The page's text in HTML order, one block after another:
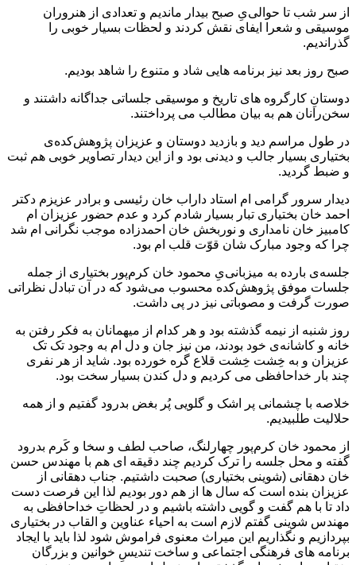
از سر شب تا حوالی‌یِ صبح بیدار ماندیم و تعدادی از هنروران
موسیقی و شعرا ایفای نقش کردند و لحظات بسیار خوبی را
گذراندیم.
صبح روز بعد نیز برنامه هایی شاد و متنوع‌ را شاهد بودیم.
دوستانِ کارگروه های تاریخ و موسیقی جلساتی جداگانه داشتند و
سخن‌رانان هم به بیان مطالب می پرداختند.
در طول مراسم دید و بازدید دوستان و عزیزان پژوهش‌کده‌ی
بختیاری بسیار جالب و دیدنی بود و از این دیدار تصاویر خوبی هم ثبت
و ضبط گردید.
دیدار سرور گرامی ام استاد داراب خان رئیسی و برادر عزیزم دکتر
احمد خان بختیاری تبار بسیار شادم کرد و عدم حضور عزیزان ام
کامبیز خان نامداری و نوربخش خان احمدزاده موجب نگرانی ام شد
چرا که وجود مبارک شان قوّت قلب ام بود.
جلسه‌ی بارده به میزبانی‌یِ محمود خان کرم‌پور بختیاری از جمله
جلسات موفق پژوهش‌کده محسوب می‌شود که در آن تبادل نظراتی
صورت گرفت و مصوباتی نیز در پی داشت.
روز شنبه از نیمه گذشته بود و هر کدام از میهمانان به فکر رفتن به
خانه و کاشانه‌ی خود بودند، من نیز جان و دل ام به وجود تک تک
عزیزان و به خِشت خِشت قلاع گره خورده بود. شاید از هر نفری
چند بار خداحافظی می کردیم و دل کندن بسیار سخت بود.
خلاصه با چشمانی پر اشک و گلویی پُر بغض بدرود گفتیم و از همه
حلالیت طلبیدیم.
از محمود خان کرم‌پور چهارلنگ، صاحب لطف و سخا و کَرم بدرود
گفته و محل جلسه را ترک کردیم چند دقیقه ای هم با مهندس حسن
خان دهقانی (شوینی بختیاری) صحبت داشتیم. جناب دهقانی از
عزیزان بنده است که سال ها از هم دور بودیم لذا این فرصت دست
داد تا با هم گفت و گویی داشته باشیم و در لحظاتِ خداحافظی به
مهندس شوینی گفتم لازم است به احیاء عناوین و القاب در بختیاری
بپردازیم و نگذاریم این میراث معنوی فراموش شود لذا باید با ایجاد
برنامه های فرهنگی اجتماعی و ساخت تندیسِ خوانین و بزرگان